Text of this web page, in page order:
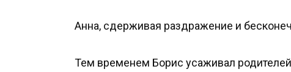
Анна, сдерживая раздражение и
Тем временем Борис усаживал